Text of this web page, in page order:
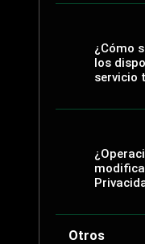
¿Cómo
los
servicio
Otros